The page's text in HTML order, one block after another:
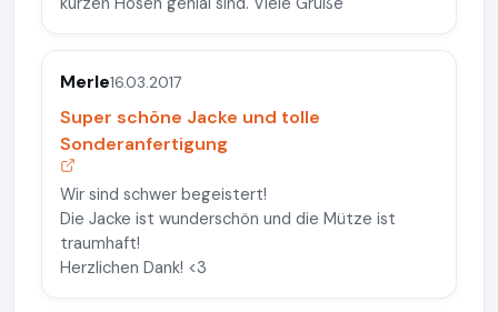
Merle16.03.2017
Super schöne Jacke und tolle
Sonderanfertigung
Wir sind schwer begeistert!
Die Jacke ist wunderschön und die Mütze ist
traumhaft!
Herzlichen Dank! <3